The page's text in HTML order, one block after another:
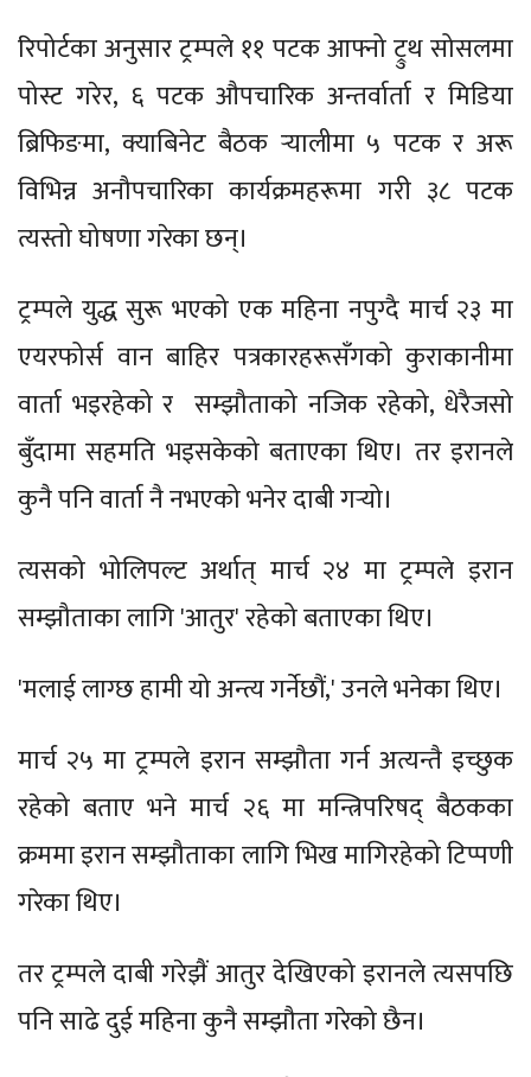
रिपोर्टका अनुसार ट्रम्पले ११ पटक आफ्नो ट्रुथ सोसलमा
पोस्ट गरेर, ६ पटक औपचारिक अन्तर्वार्ता र मिडिया
ब्रिफिङमा, क्याबिनेट बैठक र्‍यालीमा ५ पटक र अरू
विभिन्न अनौपचारिका कार्यक्रमहरूमा गरी ३८ पटक
त्यस्तो घोषणा गरेका छन्।
ट्रम्पले युद्ध सुरू भएको एक महिना नपुग्दै मार्च २३ मा
एयरफोर्स वान बाहिर पत्रकारहरूसँगको कुराकानीमा
वार्ता भइरहेको र सम्झौताको नजिक रहेको, धेरैजसो
बुँदामा सहमति भइसकेको बताएका थिए। तर इरानले
कुनै पनि वार्ता नै नभएको भनेर दाबी गर्‍यो।
त्यसको भोलिपल्ट अर्थात् मार्च २४ मा ट्रम्पले इरान
सम्झौताका लागि 'आतुर' रहेको बताएका थिए।
'मलाई लाग्छ हामी यो अन्त्य गर्नेछौं,' उनले भनेका थिए।
मार्च २५ मा ट्रम्पले इरान सम्झौता गर्न अत्यन्तै इच्छुक
रहेको बताए भने मार्च २६ मा मन्त्रिपरिषद् बैठकका
क्रममा इरान सम्झौताका लागि भिख मागिरहेको टिप्पणी
गरेका थिए।
तर ट्रम्पले दाबी गरेझैं आतुर देखिएको इरानले त्यसपछि
पनि साढे दुई महिना कुनै सम्झौता गरेको छैन।